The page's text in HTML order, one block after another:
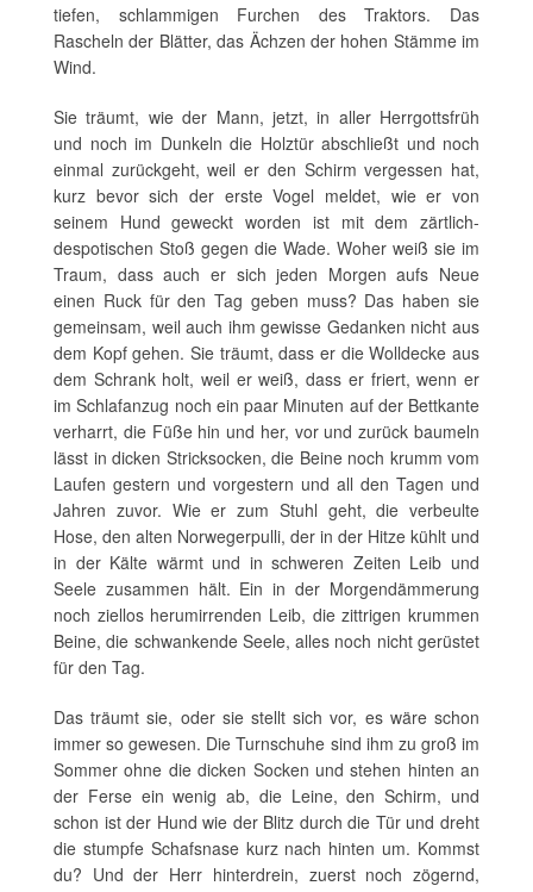
tiefen, schlammigen Furchen des Traktors. Das
Rascheln der Blätter, das Ächzen der hohen Stämme im
Wind.
Sie träumt, wie der Mann, jetzt, in aller Herrgottsfrüh
und noch im Dunkeln die Holztür abschließt und noch
einmal zurückgeht, weil er den Schirm vergessen hat,
kurz bevor sich der erste Vogel meldet, wie er von
seinem Hund geweckt worden ist mit dem zärtlich-
despotischen Stoß gegen die Wade. Woher weiß sie im
Traum, dass auch er sich jeden Morgen aufs Neue
einen Ruck für den Tag geben muss? Das haben sie
gemeinsam, weil auch ihm gewisse Gedanken nicht aus
dem Kopf gehen. Sie träumt, dass er die Wolldecke aus
dem Schrank holt, weil er weiß, dass er friert, wenn er
im Schlafanzug noch ein paar Minuten auf der Bettkante
verharrt, die Füße hin und her, vor und zurück baumeln
lässt in dicken Stricksocken, die Beine noch krumm vom
Laufen gestern und vorgestern und all den Tagen und
Jahren zuvor. Wie er zum Stuhl geht, die verbeulte
Hose, den alten Norwegerpulli, der in der Hitze kühlt und
in der Kälte wärmt und in schweren Zeiten Leib und
Seele zusammen hält. Ein in der Morgendämmerung
noch ziellos herumirrenden Leib, die zittrigen krummen
Beine, die schwankende Seele, alles noch nicht gerüstet
für den Tag.
Das träumt sie, oder sie stellt sich vor, es wäre schon
immer so gewesen. Die Turnschuhe sind ihm zu groß im
Sommer ohne die dicken Socken und stehen hinten an
der Ferse ein wenig ab, die Leine, den Schirm, und
schon ist der Hund wie der Blitz durch die Tür und dreht
die stumpfe Schafsnase kurz nach hinten um. Kommst
du? Und der Herr hinterdrein, zuerst noch zögernd,